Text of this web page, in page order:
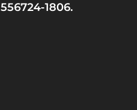
556724-1806.